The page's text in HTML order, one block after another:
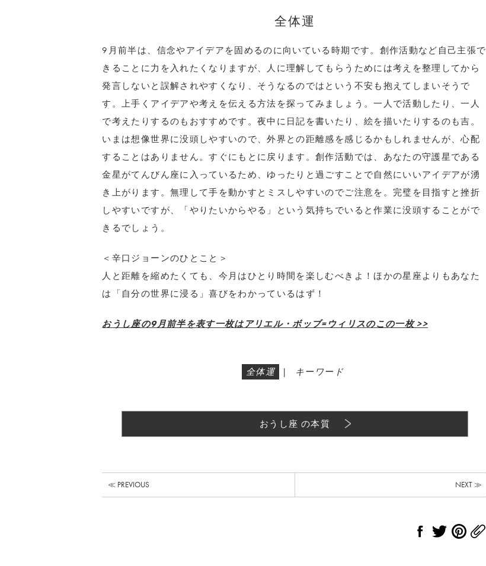
全体運
9月前半は、信念やアイデアを固めるのに向いている時期です。創作活動など自己主張で
きることに力を入れたくなりますが、人に理解してもらうためには考えを整理してから
発言しないと誤解されやすくなり、そうなるのではという不安も抱えてしまいそうで
す。上手くアイデアや考えを伝える方法を探ってみましょう。一人で活動したり、一人
で考えたりするのもおすすめです。夜中に日記を書いたり、絵を描いたりするのも吉。
いまは想像世界に没頭しやすいので、外界との距離感を感じるかもしれませんが、心配
することはありません。すぐにもとに戻ります。創作活動では、あなたの守護星である
金星がてんびん座に入っているため、ゆったりと過ごすことで自然にいいアイデアが湧
き上がります。無理して手を動かすとミスしやすいのでご注意を。完璧を目指すと挫折
しやすいですが、「やりたいからやる」という気持ちでいると作業に没頭することがで
きるでしょう。
＜辛口ジョーンのひとこと＞
人と距離を縮めたくても、今月はひとり時間を楽しむべきよ！ほかの星座よりもあなた
は「自分の世界に浸る」喜びをわかっているはず！
おうし座の9月前半を表す一枚はアリエル・ボッブ=ウィリスのこの一枚 >>
全体運 | キーワード
おうし座 の本質
≪ PREVIOUS NEXT ≫